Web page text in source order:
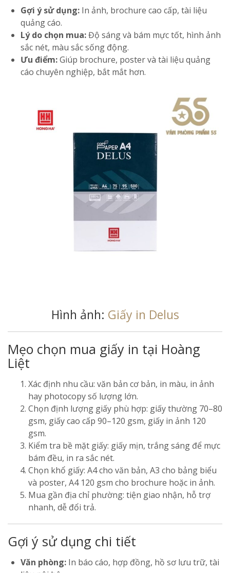
Gợi ý sử dụng: In ảnh, brochure cao cấp, tài liệu
quảng cáo.
Lý do chọn mua:Độ sáng và bám mực tốt, hình ảnh
sắc nét, màu sắc sống động.
Ưu điểm:Giúp brochure, poster và tài liệu quảng
cáo chuyên nghiệp, bắt mắt hơn.
Hình ảnh: Giấy in Delus
Mẹo chọn mua giấy in tại Hoàng
Liệt
Xác định nhu cầu: văn bản cơ bản, in màu, in ảnh
hay photocopy số lượng lớn.
Chọn định lượng giấy phù hợp: giấy thường 70–80
gsm, giấy cao cấp 90–120 gsm, giấy in ảnh 120
gsm.
Kiểm tra bề mặt giấy: giấy mịn, trắng sáng để mực
bám đều, in ra sắc nét.
Chọn khổ giấy: A4 cho văn bản, A3 cho bảng biểu
và poster, A4 120 gsm cho brochure hoặc in ảnh.
Mua gần địa chỉ phường: tiện giao nhận, hỗ trợ
nhanh, dễ đổi trả.
Gợi ý sử dụng chi tiết
Văn phòng: In báo cáo, hợp đồng, hồ sơ lưu trữ, tài